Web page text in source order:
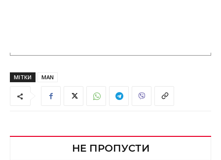
МІТКИ MAN
НЕ ПРОПУСТИ